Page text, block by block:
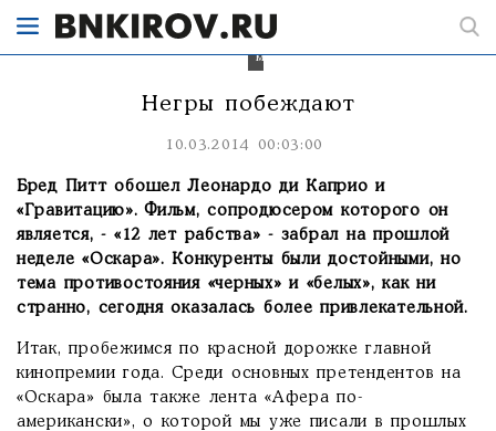
государстве
мира.
Негры побеждают
10.03.2014 00:03:00
Бред Питт обошел Леонардо ди Каприо и
«Гравитацию». Фильм, сопродюсером которого он
является, - «12 лет рабства» - забрал на прошлой
неделе «Оскара». Конкуренты были достойными, но
тема противостояния «черных» и «белых», как ни
странно, сегодня оказалась более привлекательной.
Итак, пробежимся по красной дорожке главной
кинопремии года. Среди основных претендентов на
«Оскара» была также лента «Афера по-
американски», о которой мы уже писали в прошлых